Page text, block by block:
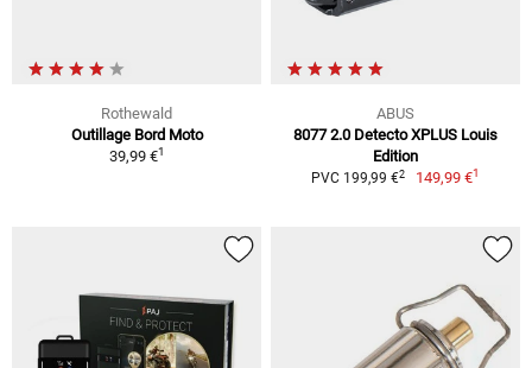
Rothewald
Outillage Bord Moto
39,99 €1
ABUS
8077 2.0 Detecto XPLUS Louis
Edition
PVC 199,99 €2 149,99 €1